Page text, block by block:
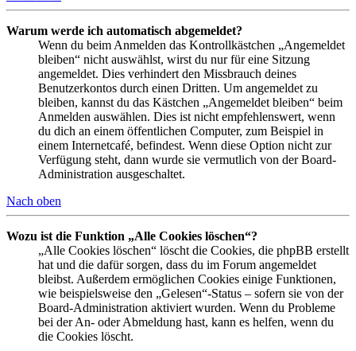
Warum werde ich automatisch abgemeldet?
Wenn du beim Anmelden das Kontrollkästchen „Angemeldet
bleiben“ nicht auswählst, wirst du nur für eine Sitzung
angemeldet. Dies verhindert den Missbrauch deines
Benutzerkontos durch einen Dritten. Um angemeldet zu
bleiben, kannst du das Kästchen „Angemeldet bleiben“ beim
Anmelden auswählen. Dies ist nicht empfehlenswert, wenn
du dich an einem öffentlichen Computer, zum Beispiel in
einem Internetcafé, befindest. Wenn diese Option nicht zur
Verfügung steht, dann wurde sie vermutlich von der Board-
Administration ausgeschaltet.
Nach oben
Wozu ist die Funktion „Alle Cookies löschen“?
„Alle Cookies löschen“ löscht die Cookies, die phpBB erstellt
hat und die dafür sorgen, dass du im Forum angemeldet
bleibst. Außerdem ermöglichen Cookies einige Funktionen,
wie beispielsweise den „Gelesen“-Status – sofern sie von der
Board-Administration aktiviert wurden. Wenn du Probleme
bei der An- oder Abmeldung hast, kann es helfen, wenn du
die Cookies löscht.